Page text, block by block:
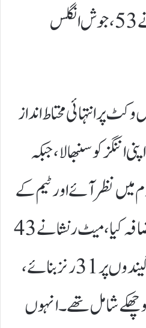
کیں، کیمرون گرین نے 53، جوش انگلس
پر انتہائی محتاط انداز
کو سنبھالا، جبکہ
میں نظر آئے اور ٹیم کے
مجموعے میں اہم رنز کا اضافہ کیا، میٹ رنشا نے 43
اور اولیور پیکے نے 32 گیندوں پر 31 رنز بنائے،
چھکے شامل تھے۔ انہوں